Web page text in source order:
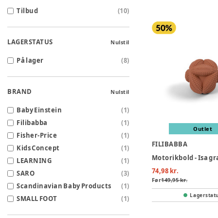
Tilbud (10)
LAGERSTATUS Nulstil
På lager (8)
BRAND Nulstil
Baby Einstein (1)
Filibabba
(1)
Fisher-Price
(1)
Kids Concept
(1)
LEARNING
(1)
SARO
(3)
Scandinavian Baby Products
(1)
SMALL FOOT
(1)
Outlet
FILIBABBA
74,98 kr.
Før149,95 kr.